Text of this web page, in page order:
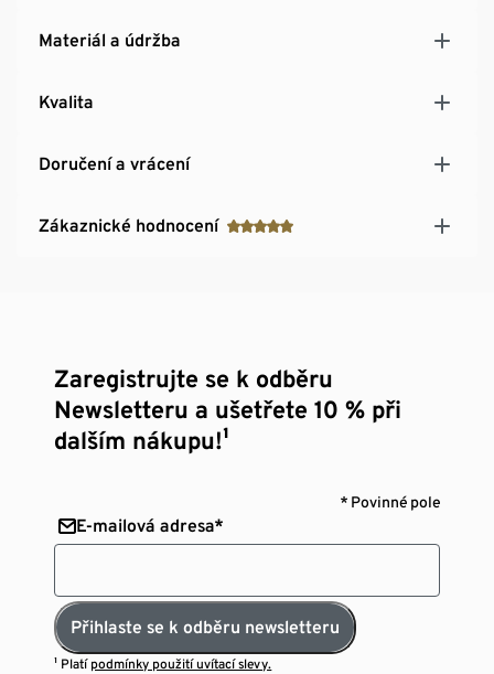
Materiál a údržba
Kvalita
Doručení a vrácení
Zákaznické hodnocení
Zaregistrujte se k odběru
Newsletteru a ušetřete 10 % při
dalším nákupu!¹
* Povinné pole
E-mailová adresa*
Přihlaste se k odběru newsletteru
¹ Platí podmínky použití uvítací slevy.